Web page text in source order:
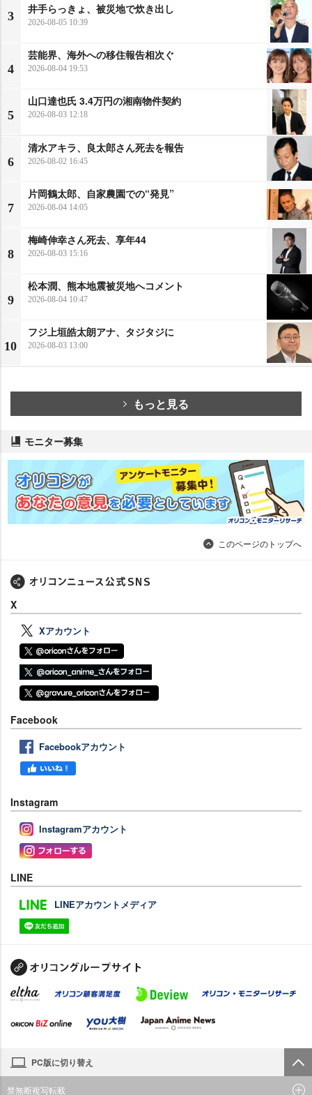
3
井手らっきょ、被災地で炊き出し
2026-08-05 10:39
4
芸能界、海外への移住報告相次ぐ
2026-08-04 19:53
5
山口達也氏 3.4万円の湘南物件契約
2026-08-03 12:18
6
清水アキラ、良太郎さん死去を報告
2026-08-02 16:45
7
片岡鶴太郎、自家農園での“発見”
2026-08-04 14:05
8
梅崎伸幸さん死去、享年44
2026-08-03 15:16
9
松本潤、熊本地震被災地へコメント
2026-08-04 10:47
10
フジ上垣皓太朗アナ、タジタジに
2026-08-03 13:00
もっと見る
モニター募集
このページのトップへ
X
Xアカウント
Facebook
Facebookアカウント
Instagram
Instagramアカウント
LINE
LINEアカウントメディア
PC版に切り替え
禁無断複写転載